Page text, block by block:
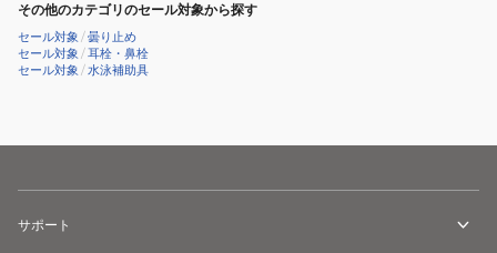
その他のカテゴリのセール対象から探す
セール対象 /曇り止め
セール対象 /耳栓・鼻栓
セール対象 /水泳補助具
サポート